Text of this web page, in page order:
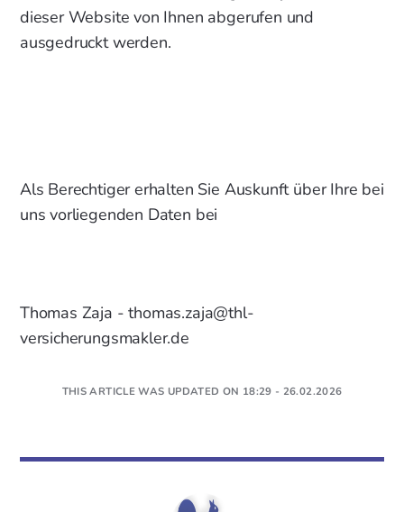
dieser Website von Ihnen abgerufen und
ausgedruckt werden.
Als Berechtiger erhalten Sie Auskunft über Ihre bei
uns vorliegenden Daten bei
Thomas Zaja - thomas.zaja@thl-
versicherungsmakler.de
THIS ARTICLE WAS UPDATED ON 18:29 - 26.02.2026